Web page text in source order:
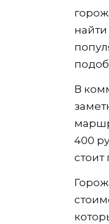
В
400
стоит